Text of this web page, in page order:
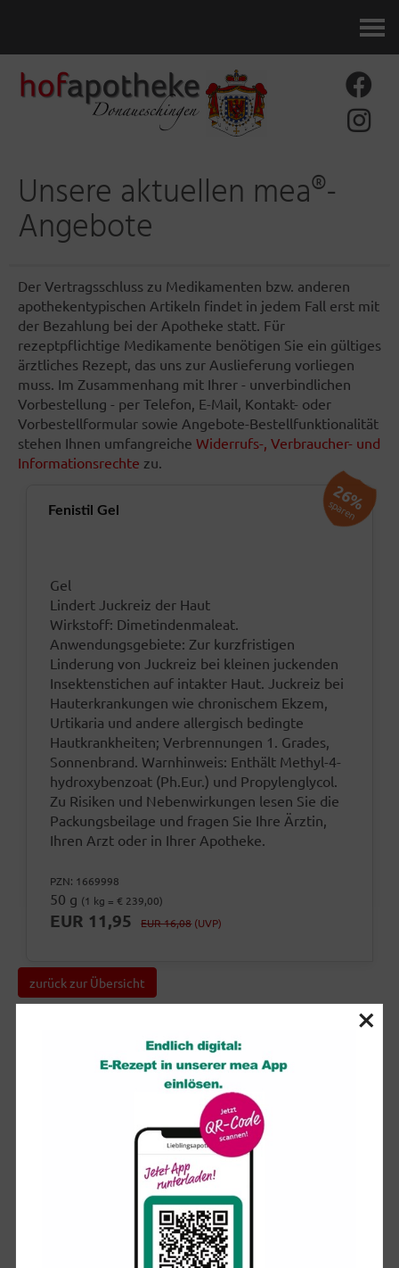
Unsere aktuellen mea®-
Angebote
Der Vertragsschluss zu Medikamenten bzw. anderen
apothekentypischen Artikeln findet in jedem Fall erst mit
der Bezahlung bei der Apotheke statt. Für
rezeptpflichtige Medikamente benötigen Sie ein gültiges
ärztliches Rezept, das uns zur Auslieferung vorliegen
muss. Im Zusammenhang mit Ihrer - unverbindlichen
Vorbestellung - per Telefon, E-Mail, Kontakt- oder
Vorbestellformular sowie Angebote-Bestellfunktionalität
stehen Ihnen umfangreiche Widerrufs-, Verbraucher- und
Informationsrechte zu.
Fenistil Gel 26%
sparen
Gel
Lindert Juckreiz der Haut
Wirkstoff: Dimetindenmaleat.
Anwendungsgebiete: Zur kurzfristigen
Linderung von Juckreiz bei kleinen juckenden
Insektenstichen auf intakter Haut. Juckreiz bei
Hauterkrankungen wie chronischem Ekzem,
Urtikaria und andere allergisch bedingte
Hautkrankheiten; Verbrennungen 1. Grades,
Sonnenbrand. Warnhinweis: Enthält Methyl-4-
hydroxybenzoat (Ph.Eur.) und Propylenglycol.
Zu Risiken und Nebenwirkungen lesen Sie die
Packungsbeilage und fragen Sie Ihre Ärztin,
Ihren Arzt oder in Ihrer Apotheke.
PZN: 1669998
50 g (1 kg = € 239,00)
EUR 11,95 EUR 16,08(UVP)
zurück zur Übersicht
×